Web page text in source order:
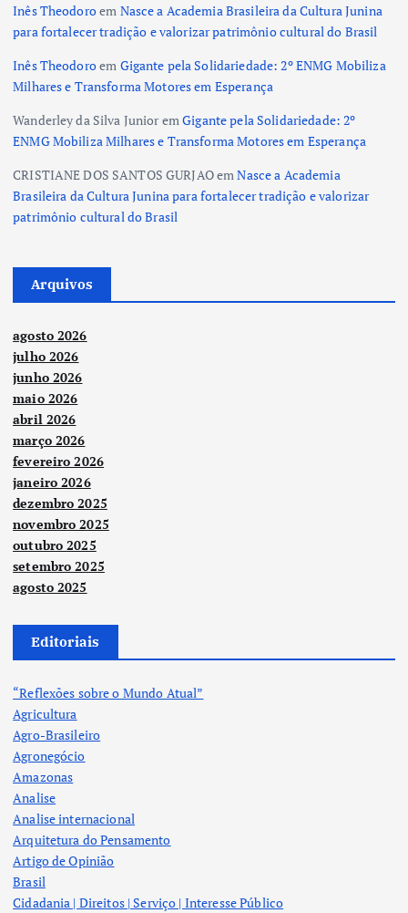
Inês Theodoroem Nasce a Academia Brasileira da Cultura Junina
para fortalecer tradição e valorizar patrimônio cultural do Brasil
Inês Theodoroem Gigante pela Solidariedade: 2º ENMG Mobiliza
Milhares e Transforma Motores em Esperança
Wanderley da Silva JunioremGigante pela Solidariedade: 2º
ENMG Mobiliza Milhares e Transforma Motores em Esperança
CRISTIANE DOS SANTOS GURJAOemNasce a Academia
Brasileira da Cultura Junina para fortalecer tradição e valorizar
patrimônio cultural do Brasil
Arquivos
agosto 2026
julho 2026
junho 2026
maio 2026
abril 2026
março 2026
fevereiro 2026
janeiro 2026
dezembro 2025
novembro 2025
outubro 2025
setembro 2025
agosto 2025
Editoriais
“Reflexões sobre o Mundo Atual”
Agricultura
Agro-Brasileiro
Agronegócio
Amazonas
Analise
Analise internacional
Arquitetura do Pensamento
Artigo de Opinião
Brasil
Cidadania | Direitos | Serviço | Interesse Público